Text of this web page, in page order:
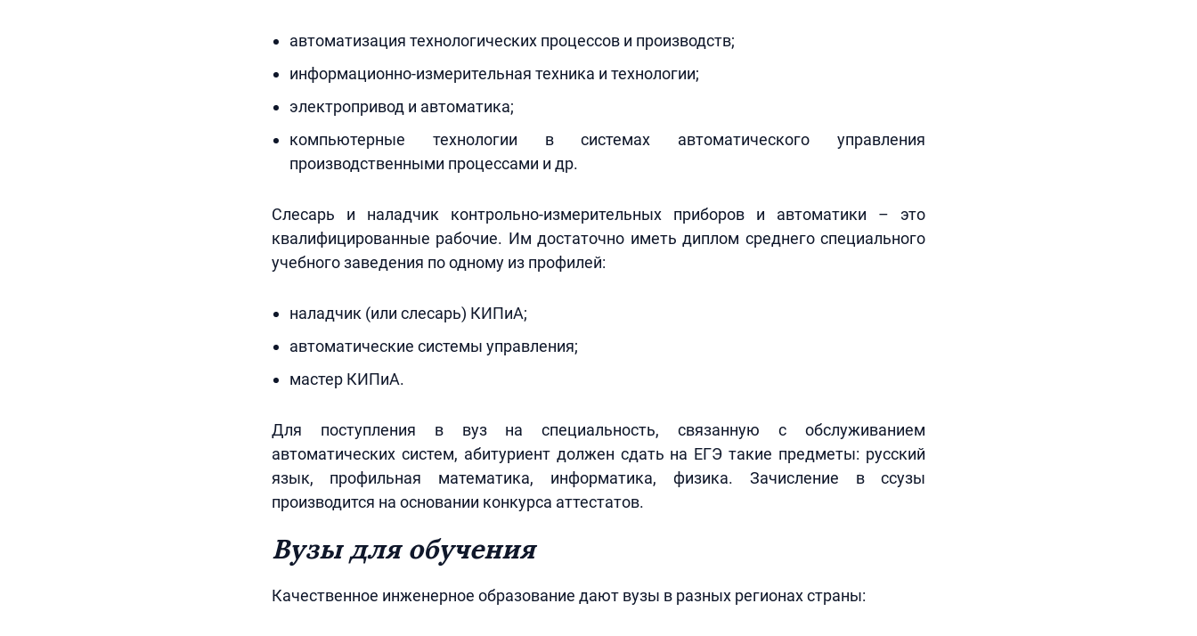
автоматизация технологических процессов и производств;
информационно-измерительная техника и технологии;
электропривод и автоматика;
компьютерные технологии в системах автоматического управления
производственными процессами и др.
Слесарь и наладчик контрольно-измерительных приборов и автоматики – это
квалифицированные рабочие. Им достаточно иметь диплом среднего специального
учебного заведения по одному из профилей:
наладчик (или слесарь) КИПиА;
автоматические системы управления;
мастер КИПиА.
Для поступления в вуз на специальность, связанную с обслуживанием
автоматических систем, абитуриент должен сдать на ЕГЭ такие предметы: русский
язык, профильная математика, информатика, физика. Зачисление в ссузы
производится на основании конкурса аттестатов.
Вузы для обучения
Качественное инженерное образование дают вузы в разных регионах страны: